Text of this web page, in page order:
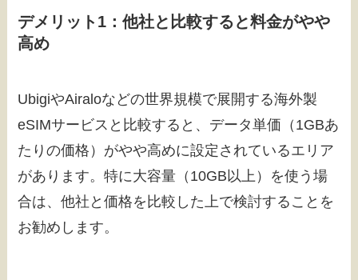
デメリット1：他社と比較すると料金がやや
高め
UbigiやAiraloなどの世界規模で展開する海外製
eSIMサービスと比較すると、データ単価（1GBあ
たりの価格）がやや高めに設定されているエリア
があります。特に大容量（10GB以上）を使う場
合は、他社と価格を比較した上で検討することを
お勧めします。